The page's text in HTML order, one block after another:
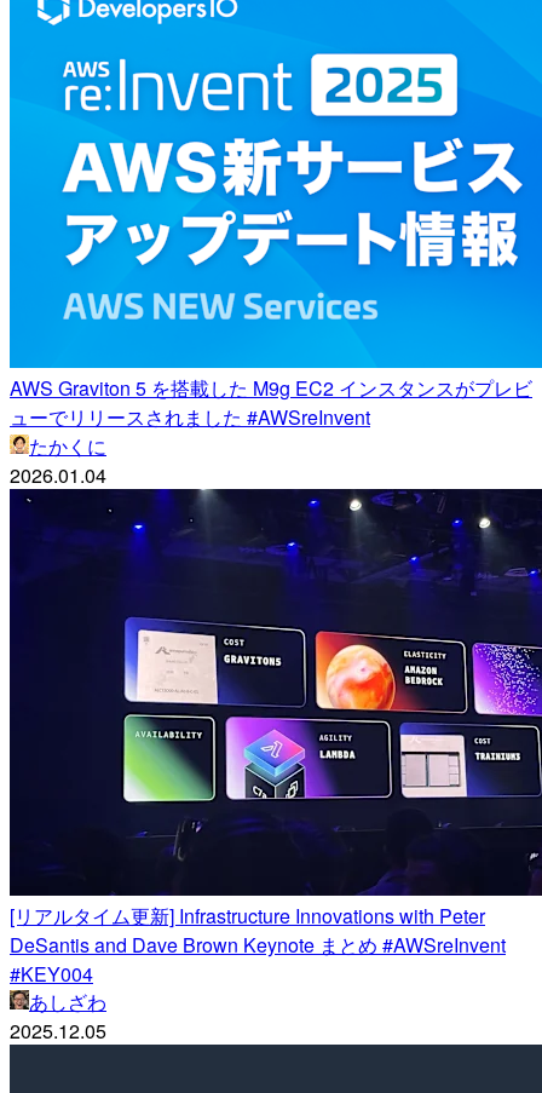
AWS Graviton 5 を搭載した M9g EC2 インスタンスがプレビ
ューでリリースされました #AWSreInvent
たかくに
2026.01.04
[リアルタイム更新] Infrastructure Innovations with Peter
DeSantis and Dave Brown Keynote まとめ #AWSreInvent
#KEY004
あしざわ
2025.12.05